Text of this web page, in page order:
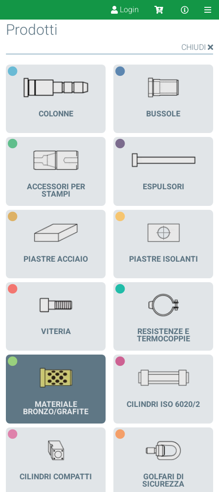
Login
Prodotti
CHIUDI
COLONNE BUSSOLE
ACCESSORI PER
STAMPI
ESPULSORI
PIASTRE ACCIAIO PIASTRE ISOLANTI
VITERIA RESISTENZE E
TERMOCOPPIE
MATERIALE
BRONZO/GRAFITE
CILINDRI ISO 6020/2
CILINDRI COMPATTI GOLFARI DI
SICUREZZA